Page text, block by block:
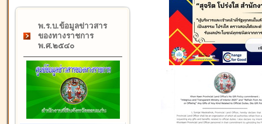
พ.ร.บ.ข้อมูลข่าวสาร
ของทางราชการ
พ.ศ.๒๕๔๐